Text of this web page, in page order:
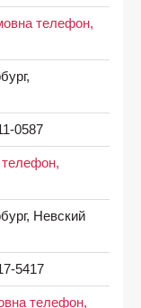
телефон,
0587
Невский
5417
телефон,